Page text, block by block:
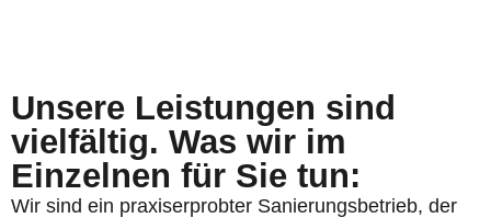
Unsere Leistungen sind
vielfältig. Was wir im
Einzelnen für Sie tun:
Wir sind ein praxiserprobter Sanierungsbetrieb, der